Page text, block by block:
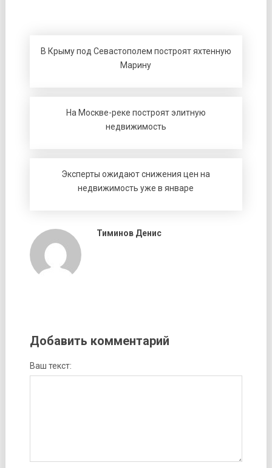
В Крыму под Севастополем построят яхтенную
Марину
На Москве-реке построят элитную
недвижимость
Эксперты ожидают снижения цен на
недвижимость уже в январе
Тиминов Денис
Добавить комментарий
Ваш текст: